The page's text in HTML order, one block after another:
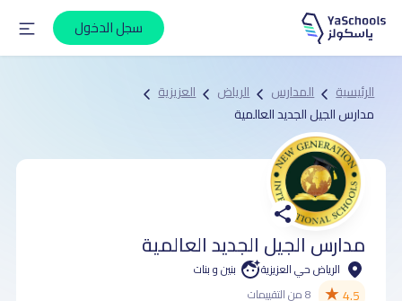
سجل الدخول
الرئيسية المدارس الرياض
العزيزية
مدارس الجيل الجديد العالمية
مدارس الجيل الجديد العالمية
الرياض حي العزيزية بنين و بنات
4.5
★ 8 من التقييمات